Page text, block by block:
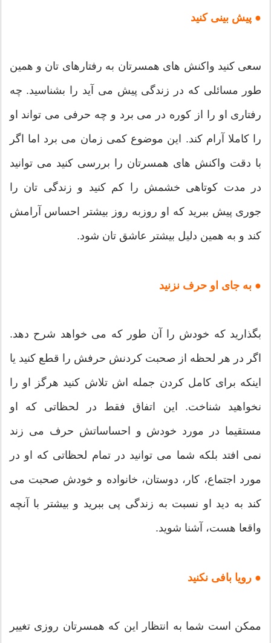
● پیش بینی کنید
سعی کنید واکنش های همسرتان به رفتارهای تان و همین
طور مسائلی که در زندگی پیش می آید را بشناسید. چه
رفتاری او را از کوره در می برد و چه حرفی می تواند او
را کاملا آرام کند. این موضوع کمی زمان می برد اما اگر
با دقت واکنش های همسرتان را بررسی کنید می توانید
در مدت کوتاهی خشمش را کم کنید و زندگی تان را
جوری پیش ببرید که او روزبه روز بیشتر احساس آرامش
کند و به همین دلیل بیشتر عاشق تان شود.
● به جای او حرف نزنید
بگذارید که خودش را آن طور که می خواهد شرح دهد.
اگر در هر لحظه از صحبت کردنش حرفش را قطع کنید یا
اینکه برای کامل کردن جمله اش تلاش کنید هرگز او را
نخواهید شناخت. این اتفاق فقط در لحظاتی که او
مستقیما در مورد خودش و احساساتش حرف می زند
نمی افتد بلکه شما می توانید در تمام لحظاتی که او در
مورد اجتماع، کار، دوستان، خانواده و خودش صحبت می
کند به دید او نسبت به زندگی پی ببرید و بیشتر با آنچه
واقعا هست، آشنا شوید.
● رویا بافی نکنید
ممکن است شما به انتظار این که همسرتان روزی تغییر